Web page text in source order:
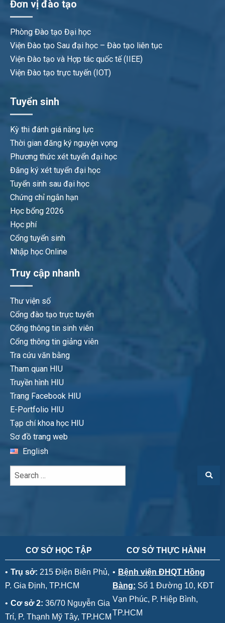
Đơn vị đào tạo
Phòng Đào tạo Đại học
Viện Đào tạo Sau đại học – Đào tạo liên tục
Viện Đào tạo và Hợp tác quốc tế (IIEE)
Viện Đào tạo trực tuyến (IOT)
Tuyển sinh
Kỳ thi đánh giá năng lực
Thời gian đăng ký nguyện vọng
Phương thức xét tuyển đại học
Đăng ký xét tuyển đại học
Tuyển sinh sau đại học
Chứng chỉ ngắn hạn
Học bổng 2026
Học phí
Cổng tuyển sinh
Nhập học Online
Truy cập nhanh
Thư viện số
Cổng đào tạo trực tuyến
Cổng thông tin sinh viên
Cổng thông tin giảng viên
Tra cứu văn bằng
Tham quan HIU
Truyền hình HIU
Trang Facebook HIU
E-Portfolio HIU
Tạp chí khoa học HIU
Sơ đồ trang web
English
CƠ SỞ HỌC TẬP
• Trụ sở: 215 Điện Biên Phủ,
P. Gia Định, TP.HCM
• Cơ sở 2: 36/70 Nguyễn Gia
Trí, P. Thạnh Mỹ Tây, TP.HCM
CƠ SỞ THỰC HÀNH
• Bệnh viện ĐHQT Hồng
Bàng: Số 1 Đường 10, KĐT
Vạn Phúc, P. Hiệp Bình,
TP.HCM